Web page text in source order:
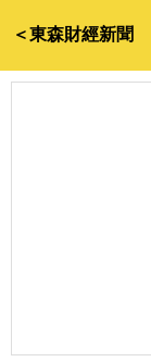
＜東森財經新聞